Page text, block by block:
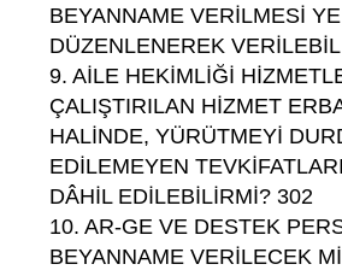
BEYANNAME VERİLMESİ
DÜZENLENEREK
9. AİLE HEKİMLİĞİ
ÇALIŞTIRILAN HİZMET
HALİNDE, YÜRÜTMEYİ
EDİLEMEYEN
DÂHİL EDİLEBİLİRMİ? 302
10. AR-GE VE DESTEK
BEYANNAME VERİLECEK